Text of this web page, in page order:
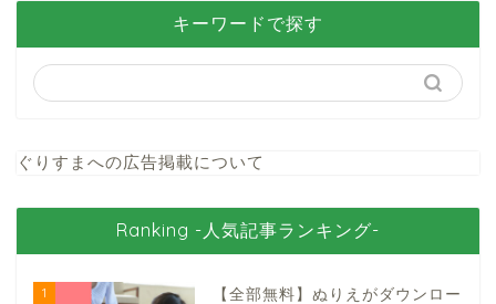
キーワードで探す
ぐりすまへの広告掲載について
Ranking -人気記事ランキング-
1
【全部無料】ぬりえがダウンロー